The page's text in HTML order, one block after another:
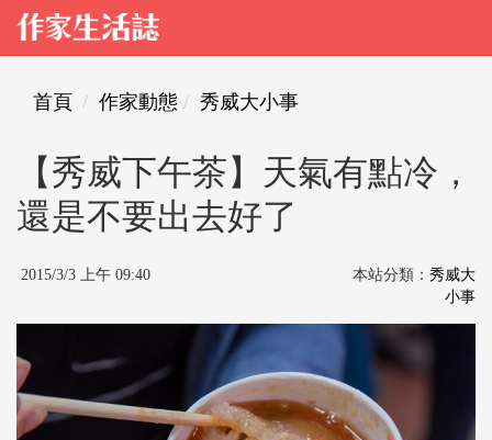
首頁 作家動態 秀威大小事
【秀威下午茶】天氣有點冷，
還是不要出去好了
2015/3/3 上午 09:40 本站分類： 秀威大
小事